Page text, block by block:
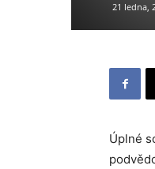
21 ledna,
Úplné